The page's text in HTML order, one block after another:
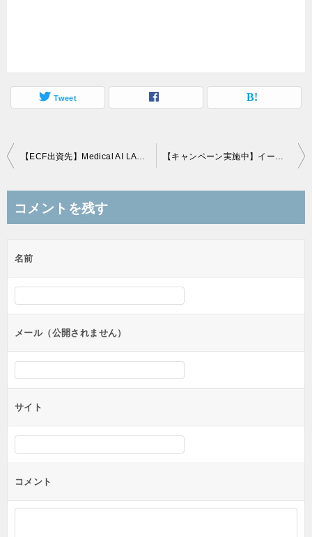
Tweet
投
ビ
ー
シ
ン
【ECF出資先】Medical AI LABから再び限定ふきんが到着！毎年株主優待付き！？ 【キャンペーン実施中】イークラウドで次世代型eVTOL（空飛ぶクルマ）案件募集中！
コメントを残す
名前
メール（公開されません）
サイト
コメント